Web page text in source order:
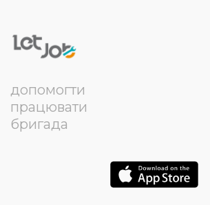
допомогти
працювати
бригада